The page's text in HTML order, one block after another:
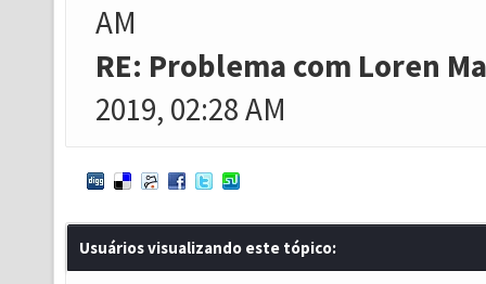
AM
RE: Problema com Loren
2019, 02:28 AM
Usuários visualizando este tópico: